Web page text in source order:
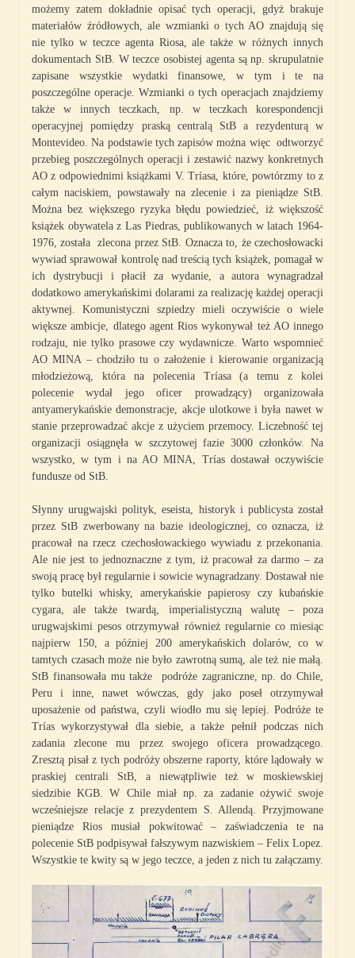
możemy zatem dokładnie opisać tych operacji, gdyż brakuje
materiałów źródłowych, ale wzmianki o tych AO znajdują się
nie tylko w teczce agenta Riosa, ale także w różnych innych
dokumentach StB. W teczce osobistej agenta są np. skrupulatnie
zapisane wszystkie wydatki finansowe, w tym i te na
poszczególne operacje. Wzmianki o tych operacjach znajdziemy
także w innych teczkach, np. w teczkach korespondencji
operacyjnej pomiędzy praską centralą StB a rezydenturą w
Montevideo. Na podstawie tych zapisów można więc odtworzyć
przebieg poszczególnych operacji i zestawić nazwy konkretnych
AO z odpowiednimi książkami V. Tríasa, które, powtórzmy to z
całym naciskiem, powstawały na zlecenie i za pieniądze StB.
Można bez większego ryzyka błędu powiedzieć, iż większość
książek obywatela z Las Piedras, publikowanych w latach 1964-
1976, została zlecona przez StB. Oznacza to, że czechosłowacki
wywiad sprawował kontrolę nad treścią tych książek, pomagał w
ich dystrybucji i płacił za wydanie, a autora wynagradzał
dodatkowo amerykańskimi dolarami za realizację każdej operacji
aktywnej. Komunistyczni szpiedzy mieli oczywiście o wiele
większe ambicje, dlatego agent Rios wykonywał też AO innego
rodzaju, nie tylko prasowe czy wydawnicze. Warto wspomnieć
AO MINA – chodziło tu o założenie i kierowanie organizacją
młodzieżową, która na polecenia Tríasa (a temu z kolei
polecenie wydał jego oficer prowadzący) organizowała
antyamerykańskie demonstracje, akcje ulotkowe i była nawet w
stanie przeprowadzać akcje z użyciem przemocy. Liczebność tej
organizacji osiągnęła w szczytowej fazie 3000 członków. Na
wszystko, w tym i na AO MINA, Trías dostawał oczywiście
fundusze od StB.
Słynny urugwajski polityk, eseista, historyk i publicysta został
przez StB zwerbowany na bazie ideologicznej, co oznacza, iż
pracował na rzecz czechosłowackiego wywiadu z przekonania.
Ale nie jest to jednoznaczne z tym, iż pracował za darmo – za
swoją pracę był regularnie i sowicie wynagradzany. Dostawał nie
tylko butelki whisky, amerykańskie papierosy czy kubańskie
cygara, ale także twardą, imperialistyczną walutę – poza
urugwajskimi pesos otrzymywał również regularnie co miesiąc
najpierw 150, a później 200 amerykańskich dolarów, co w
tamtych czasach może nie było zawrotną sumą, ale też nie małą.
StB finansowała mu także podróże zagraniczne, np. do Chile,
Peru i inne, nawet wówczas, gdy jako poseł otrzymywał
uposażenie od państwa, czyli wiodło mu się lepiej. Podróże te
Trías wykorzystywał dla siebie, a także pełnił podczas nich
zadania zlecone mu przez swojego oficera prowadzącego.
Zresztą pisał z tych podróży obszerne raporty, które lądowały w
praskiej centrali StB, a niewątpliwie też w moskiewskiej
siedzibie KGB. W Chile miał np. za zadanie ożywić swoje
wcześniejsze relacje z prezydentem S. Allendą. Przyjmowane
pieniądze Rios musiał pokwitować – zaświadczenia te na
polecenie StB podpisywał fałszywym nazwiskiem – Felix Lopez.
Wszystkie te kwity są w jego teczce, a jeden z nich tu załączamy.